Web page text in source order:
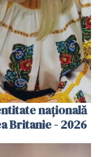
națională
Britanie - 2026